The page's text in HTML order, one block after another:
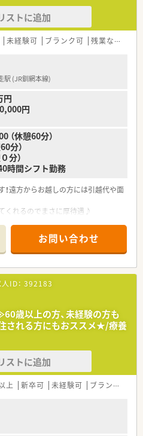
に力を入れています！〉
社員や管理職なども各々のレベルに
ュニケーション能力の育成等、一人
サポートしています。
励金制度があります。
して資格取得にチャレンジしませ
ートも充実！〉
1週間以上（9日以下）の長期休暇も
積立制度などがあり、長期休暇の取
手当などの諸手当も手厚く充実！従
も取り組んでいます。
中心に59店舗（2021年12月現在）
支援事業、ＳＭＯ事業やサプリメン
んでいる企業です。
、やりがいを持って取り組めます。
ストに追加
未経験可 ブランク可 残業なし(ほぼなし含む)
駅 (JR釧網本線)
円
円
（休憩60分）
分）
分）
時間シフト勤務
遠方からお越しの方には引越代や面
くれるのでまさに厚待遇♪
ーンでの募集です 福利厚生も充実
ライフスタイルの変化に合わせ、子
がらもお仕事を続けることができま
お問い合わせ
ID： 392183
歳以上の方、未経験の方も
される方にもおススメ★/療養
ストに追加
上 新卒可 未経験可 ブランク可